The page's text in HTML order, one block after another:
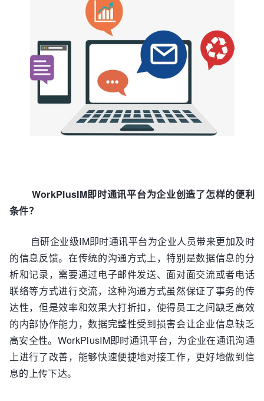
WorkPlusIM即时通讯平台为企业创造了怎样的便利
条件？
自研企业级IM即时通讯平台为企业人员带来更加及时
的信息反馈。在传统的沟通方式上，特别是数据信息的分
析和记录，需要通过电子邮件发送、面对面交流或者电话
联络等方式进行交流，这种沟通方式虽然保证了事务的传
达性，但是效率和效果大打折扣，使得员工之间缺乏高效
的内部协作能力，数据完整性受到损害会让企业信息缺乏
高安全性。WorkPlusIM即时通讯平台，为企业在通讯沟通
上进行了改善，能够快速便捷地对接工作，更好地做到信
息的上传下达。